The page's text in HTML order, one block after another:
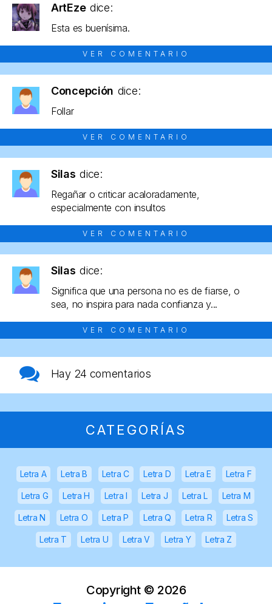
ArtEze dice:
Esta es buenísima.
VER COMENTARIO
Concepción dice:
Follar
VER COMENTARIO
Silas dice:
Regañar o criticar acaloradamente,
especialmente con insultos
VER COMENTARIO
Silas dice:
Significa que una persona no es de fiarse, o
sea, no inspira para nada confianza y...
VER COMENTARIO
Hay 24 comentarios
CATEGORÍAS
Letra A Letra B Letra C Letra D Letra E Letra F
Letra G Letra H Letra I Letra J Letra L Letra M
Letra N Letra O Letra P Letra Q Letra R Letra S
Letra T Letra U Letra V Letra Y Letra Z
Copyright © 2026